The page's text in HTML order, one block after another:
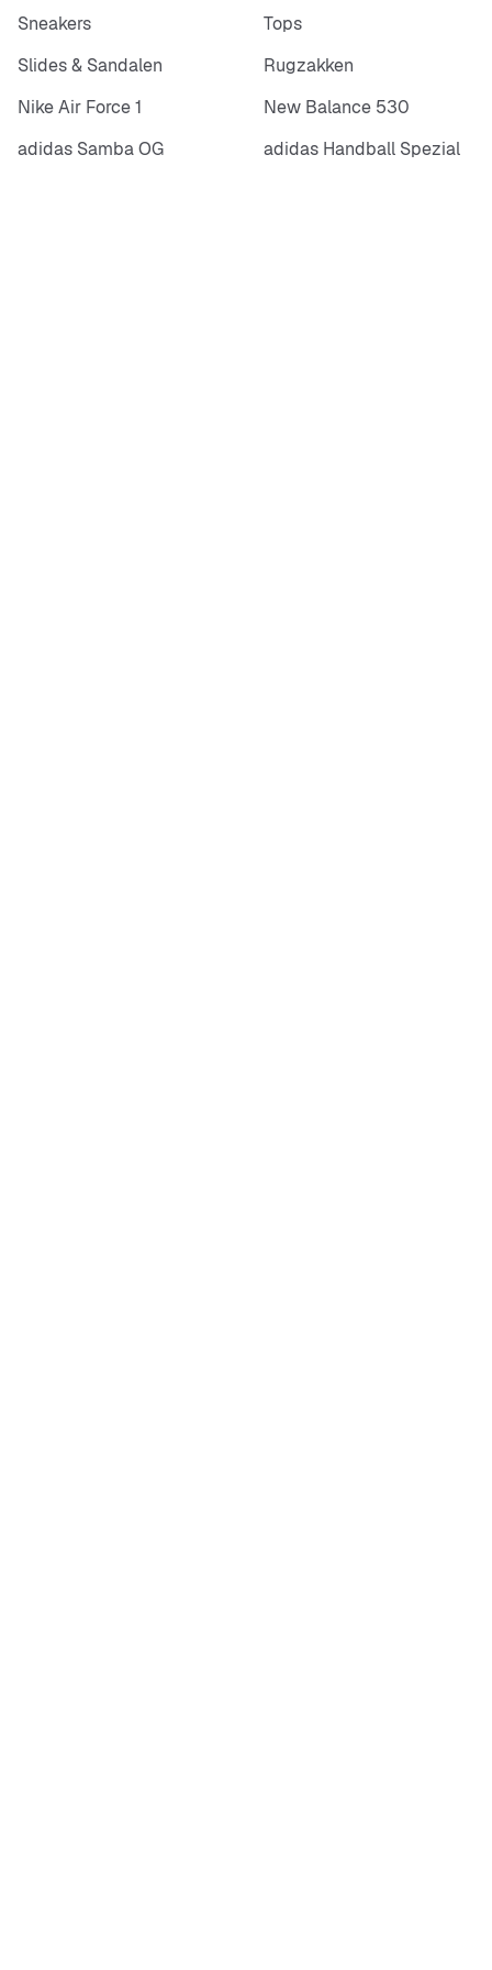
Sneakers
Tops
Slides & Sandalen
Rugzakken
Nike Air Force 1
New Balance 530
adidas Samba OG
adidas Handball Spezial